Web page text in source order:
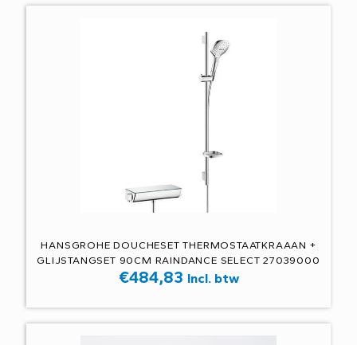
HANSGROHE DOUCHESET THERMOSTAATKRAAAN +
GLIJSTANGSET 90CM RAINDANCE SELECT 27039000
€484,83 Incl. btw